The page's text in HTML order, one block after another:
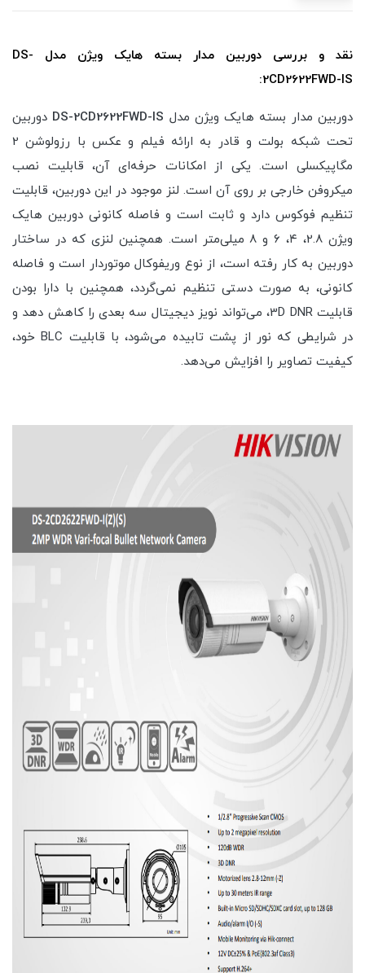
نقد و بررسی دوربین مدار بسته هایک ویژن مدل DS-
2CD2622FWD-IS:
دوربین مدار بسته هایک ویژن مدل DS-2CD2622FWD-IS دوربین
تحت شبکه بولت و قادر به ارائه فیلم و عکس‌ با رزولوشن 2
مگاپیکسلی است. یکی از امکانات حرفه‌‌ای آن، قابلیت نصب
میکروفن خارجی بر روی آن است. لنز موجود در این دوربین، قابلیت
تنظیم فوکوس دارد و ثابت است و فاصله کانونی دوربین هایک
ویژن 2.8، ۴، ۶ و ۸ میلی‌متر است. همچنین لنزی که در ساختار
دوربین به کار رفته است، از نوع وریفوکال موتوردار است و فاصله
کانونی، به صورت دستی تنظیم نمی‌گردد، همچنین با دارا بودن
قابلیت 3D DNR، می‌تواند نویز دیجیتال سه بعدی را کاهش دهد و
در شرایطی که نور از پشت تابیده می‌شود، با قابلیت BLC خود،
کیفیت تصاویر را افزایش می‌دهد.